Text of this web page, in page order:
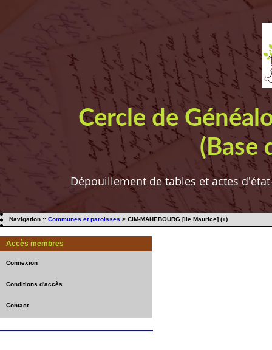
Cercle de
(Base
Dépouillement de tables et actes
Navigation :: Communes et paroisses > CIM-MAHEBOURG [Ile Maurice] (+)
Accès membres
Connexion
Conditions d'accès
Contact